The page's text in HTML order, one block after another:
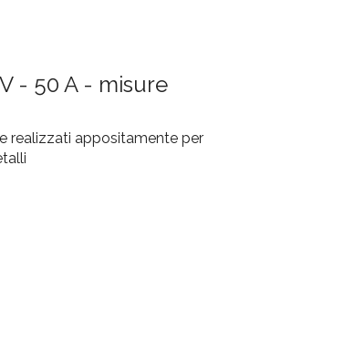
- 50 A - misure
realizzati appositamente per